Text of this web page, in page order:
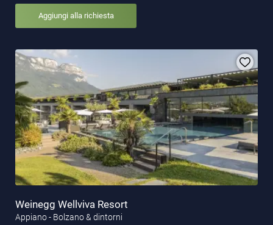
Aggiungi alla richiesta
Weinegg Wellviva Resort
Appiano - Bolzano & dintorni